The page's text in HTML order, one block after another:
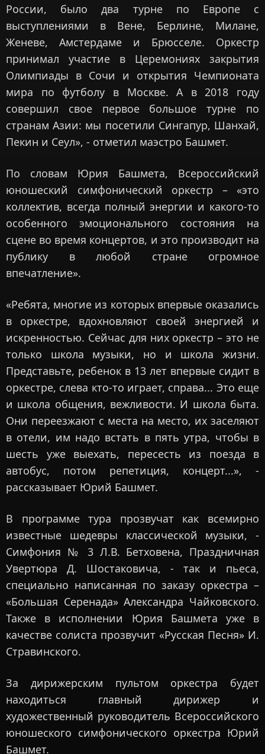
России, было два турне по Европе с
выступлениями в Вене, Берлине, Милане,
Женеве, Амстердаме и Брюсселе. Оркестр
принимал участие в Церемониях закрытия
Олимпиады в Сочи и открытия Чемпионата
мира по футболу в Москве. А в 2018 году
совершил свое первое большое турне по
странам Азии: мы посетили Сингапур, Шанхай,
Пекин и Сеул», - отметил маэстро Башмет.
По словам Юрия Башмета, Всероссийский
юношеский симфонический оркестр – «это
коллектив, всегда полный энергии и какого-то
особенного эмоционального состояния на
сцене во время концертов, и это производит на
публику в любой стране огромное
впечатление».
«Ребята, многие из которых впервые оказались
в оркестре, вдохновляют своей энергией и
искренностью. Сейчас для них оркестр – это не
только школа музыки, но и школа жизни.
Представьте, ребенок в 13 лет впервые сидит в
оркестре, слева кто-то играет, справа... Это еще
и школа общения, вежливости. И школа быта.
Они переезжают с места на место, их заселяют
в отели, им надо встать в пять утра, чтобы в
шесть уже выехать, пересесть из поезда в
автобус, потом репетиция, концерт...», -
рассказывает Юрий Башмет.
В программе тура прозвучат как всемирно
известные шедевры классической музыки, -
Симфония № 3 Л.В. Бетховена, Праздничная
Увертюра Д. Шостаковича, - так и пьеса,
специально написанная по заказу оркестра –
«Большая Серенада» Александра Чайковского.
Также в исполнении Юрия Башмета уже в
качестве солиста прозвучит «Русская Песня» И.
Стравинского.
За дирижерским пультом оркестра будет
находиться главный дирижер и
художественный руководитель Всероссийского
юношеского симфонического оркестра Юрий
Башмет.